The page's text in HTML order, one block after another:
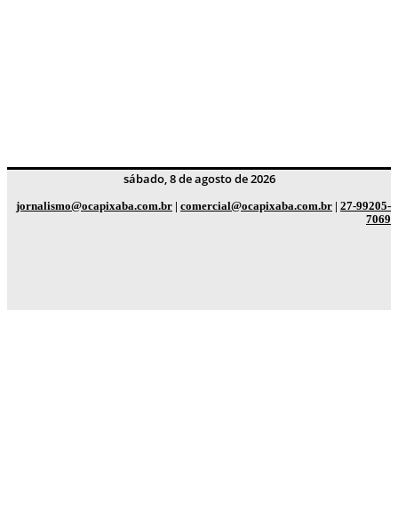
sábado, 8 de agosto de 2026
jornalismo@ocapixaba.com.br | comercial@ocapixaba.com.br | 27-99205-
7069